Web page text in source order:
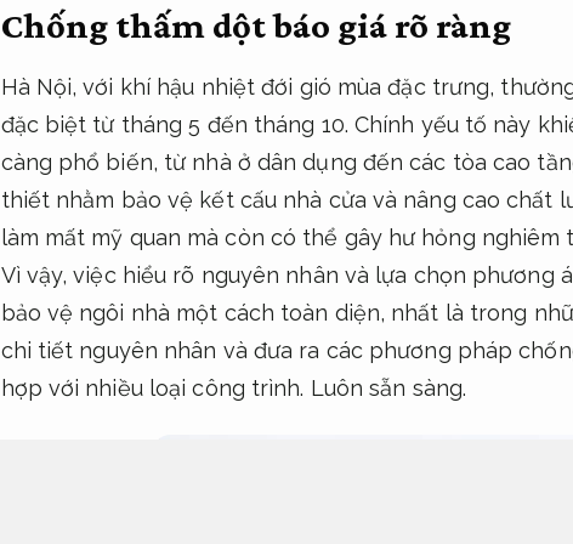
Chống thấm dột báo giá rõ ràng
Hà Nội, với khí hậu nhiệt đới gió mùa đặc trưng,
đặc biệt từ tháng 5 đến tháng 10. Chính yếu tố này
càng phổ biến, từ nhà ở dân dụng đến các tòa cao
thiết nhằm bảo vệ kết cấu nhà cửa và nâng cao chất
làm mất mỹ quan mà còn có thể gây hư hỏng
Vì vậy, việc hiểu rõ nguyên nhân và lựa chọn
bảo vệ ngôi nhà một cách toàn diện, nhất là trong
chi tiết nguyên nhân và đưa ra các phương pháp
hợp với nhiều loại công trình. Luôn sẵn sàng.